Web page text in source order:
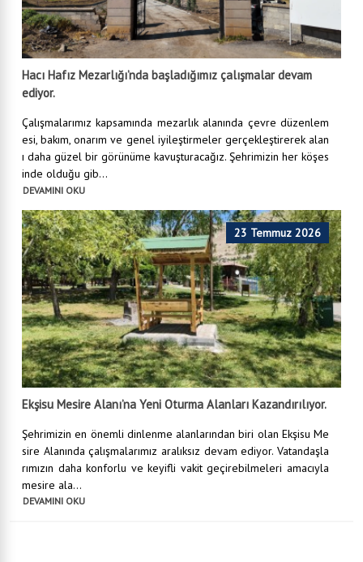
Hacı Hafız Mezarlığı’nda başladığımız çalışmalar devam
ediyor.
Çalışmalarımız kapsamında mezarlık alanında çevre düzenlem
esi, bakım, onarım ve genel iyileştirmeler gerçekleştirerek alan
ı daha güzel bir görünüme kavuşturacağız. Şehrimizin her köşes
inde olduğu gib...
DEVAMINI OKU
23 Temmuz 2026
Ekşisu Mesire Alanı’na Yeni Oturma Alanları Kazandırılıyor.
Şehrimizin en önemli dinlenme alanlarından biri olan Ekşisu Me
sire Alanında çalışmalarımız aralıksız devam ediyor. Vatandaşla
rımızın daha konforlu ve keyifli vakit geçirebilmeleri amacıyla
mesire ala...
DEVAMINI OKU